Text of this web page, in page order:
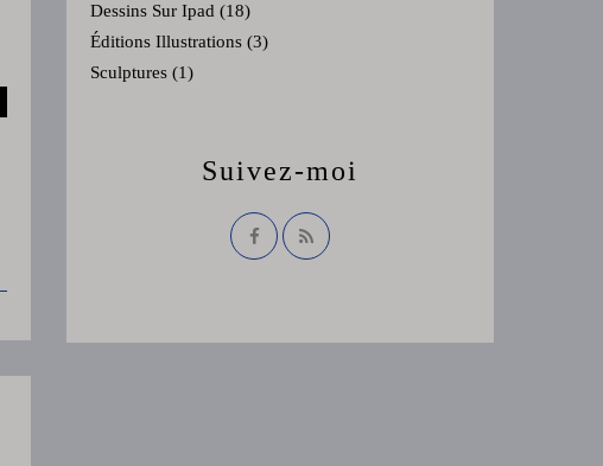
Dessins Sur Ipad (18)
Éditions Illustrations (3)
Sculptures (1)
Suivez-moi